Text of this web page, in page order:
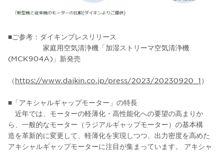
■ご参考：ダイキンプレスリリース
家庭用空気清浄機「加湿ストリーマ空気清浄機
(MCK904A)」新発売
（https://www.daikin.co.jp/press/2023/20230920_1 ）
■「アキシャルギャップモーター」の特長
近年では、モーターの軽薄化・高性能化への要望の高まりか
ら、一般的なモーター（ラジアルギャップモーター）の基本構
造を革新的に変更して、軽薄化を実現しつつ、出力密度を高めた
アキシャルギャップモーターに注目が集まっています。 アキシャ